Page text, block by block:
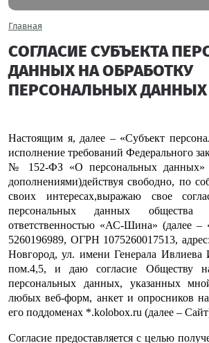
Главная
СОГЛАСИЕ СУБЪЕКТА
ДАННЫХ НА ОБРАБОТКУ
ПЕРСОНАЛЬНЫХ ДАННЫХ
Настоящим я, далее – «Субъект
исполнение требований Федерального
№ 152-ФЗ «О персональных данных»
дополнениями)действуя свободно, по
своих интересах,выражаю свое
персональных данных общества
ответственностью «АС-Шина» (далее
5260196989, ОГРН 1075260017513,
Новгород, ул. имени Генерала
пом.4,5, и даю согласие Обществу
персональных данных, указанных
любых веб-форм, анкет и опросников
его поддоменах *.kolobox.ru (далее –
Согласие предоставляется с целью